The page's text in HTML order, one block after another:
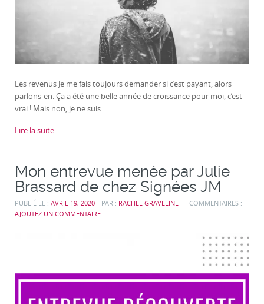
Les revenus Je me fais toujours demander si c’est payant, alors
parlons-en. Ça a été une belle année de croissance pour moi, c’est
vrai ! Mais non, je ne suis
Lire la suite…
Mon entrevue menée par Julie
Brassard de chez Signées JM
PUBLIÉ LE : AVRIL 19, 2020 PAR : RACHEL GRAVELINE
COMMENTAIRES :
AJOUTEZ UN COMMENTAIRE